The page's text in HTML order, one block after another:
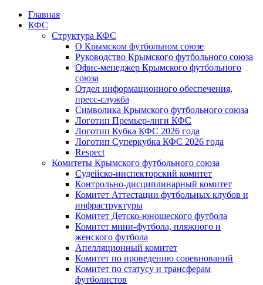
Главная
КФС
Структура КФС
О Крымском футбольном союзе
Руководство Крымского футбольного союза
Офис-менеджер Крымского футбольного
союза
Отдел информационного обеспечения,
пресс-служба
Символика Крымского футбольного союза
Логотип Премьер-лиги КФС
Логотип Кубка КФС 2026 года
Логотип Суперкубка КФС 2026 года
Respect
Комитеты Крымского футбольного союза
Судейско-инспекторский комитет
Контрольно-дисциплинарный комитет
Комитет Аттестации футбольных клубов и
инфраструктуры
Комитет Детско-юношеского футбола
Комитет мини-футбола, пляжного и
женского футбола
Апелляционный комитет
Комитет по проведению соревнований
Комитет по статусу и трансферам
футболистов